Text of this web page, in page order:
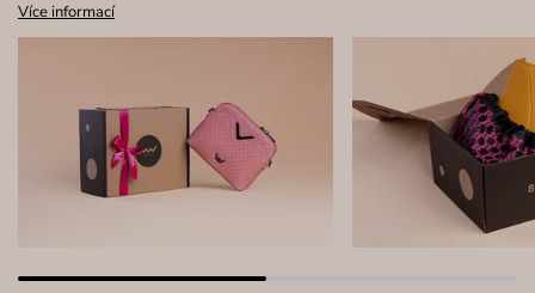
Více informací